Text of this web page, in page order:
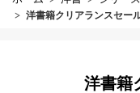
洋書籍クリアランスセー
洋書籍